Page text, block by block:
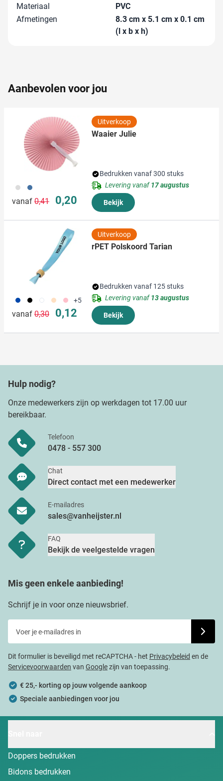
partners voor social media, adverteren en analyse. Deze
partners kunnen deze gegevens combineren met andere
Materiaal
PVC
Afmetingen
8.3 cm x 5.1 cm x 0.1 cm
(l x b x h)
Aanbevolen voor jou
002 005
vanaf Normale prijs
0,41 Speciale prijs
0,20
Uitverkoop
Waaier Julie
Bedrukken vanaf 300 stuks
Levering vanaf17 augustus
Bekijk
023 001 002 357 017 +5
vanaf Normale prijs
0,30 Speciale prijs
0,12
Uitverkoop
rPET Polskoord Tarian
Bedrukken vanaf 125 stuks
Levering vanaf13 augustus
Bekijk
Hulp nodig?
Onze medewerkers zijn op werkdagen tot 17.00 uur
bereikbaar.
Telefoon
0478 - 557 300
Chat
Direct contact met een medewerker
E-mailadres
sales@vanheijster.nl
FAQ
Bekijk de veelgestelde vragen
Mis geen enkele aanbieding!
Schrijf je in voor onze nieuwsbrief.
Dit formulier is beveiligd met reCAPTCHA - het Privacybeleid en de
Servicevoorwaarden van Googlezijn van toepassing.
€ 25,- korting op jouw volgende aankoop
Speciale aanbiedingen voor jou
Doppers bedrukken
Bidons bedrukken